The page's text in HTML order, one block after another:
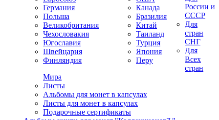
Германия
Польша
Великобритания
Чехословакия
Югославия
Швейцария
Финляндия
Канада
Бразилия
Китай
Таиланд
Турция
Япония
Перу
России и
СССР
Для
стран
СНГ
Для
Всех
стран
Мира
Листы
Альбомы для монет в капсулах
Листы для монет в капсулах
Подарочные сертификаты